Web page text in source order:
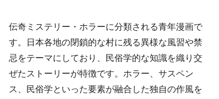
伝奇ミステリー・ホラーに分類される青年漫画で
す。日本各地の閉鎖的な村に残る異様な風習や禁
忌をテーマにしており、民俗学的な知識を織り交
ぜたストーリーが特徴です。ホラー、サスペン
ス、民俗学といった要素が融合した独自の作風を